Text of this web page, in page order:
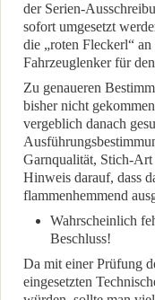
der Serien-
sofort umgesetzt
die „roten Fleckerl“
Fahrzeuglenker für
Zu genaueren
bisher nicht
vergeblich danach
Garnqualität, Stich-
Hinweis darauf, dass
flammenhemmend
Wahrscheinlich
Beschluss!
Da mit einer Prüfung
eingesetzten